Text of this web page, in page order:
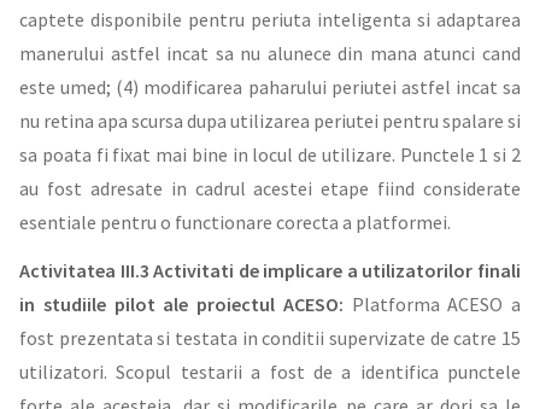
captete disponibile pentru periuta inteligenta si adaptarea
manerului astfel incat sa nu alunece din mana atunci cand
este umed; (4) modificarea paharului periutei astfel incat sa
nu retina apa scursa dupa utilizarea periutei pentru spalare si
sa poata fi fixat mai bine in locul de utilizare. Punctele 1 si 2
au fost adresate in cadrul acestei etape fiind considerate
esentiale pentru o functionare corecta a platformei.
Activitatea III.3 Activitati de implicare a utilizatorilor finali
in studiile pilot ale proiectul ACESO: Platforma ACESO a
fost prezentata si testata in conditii supervizate de catre 15
utilizatori. Scopul testarii a fost de a identifica punctele